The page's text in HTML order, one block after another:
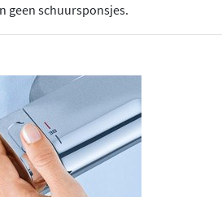
geen schuursponsjes.